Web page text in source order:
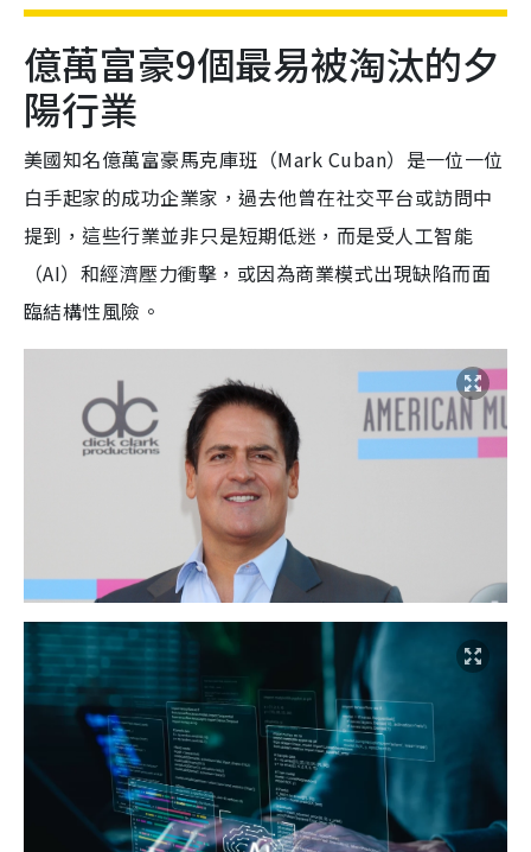
億萬富豪9個最易被淘汰的夕
陽行業
美國知名億萬富豪馬克庫班（Mark Cuban）是一位一位
白手起家的成功企業家，過去他曾在社交平台或訪問中
提到，這些行業並非只是短期低迷，而是受人工智能
（AI）和經濟壓力衝擊，或因為商業模式出現缺陷而面
臨結構性風險。